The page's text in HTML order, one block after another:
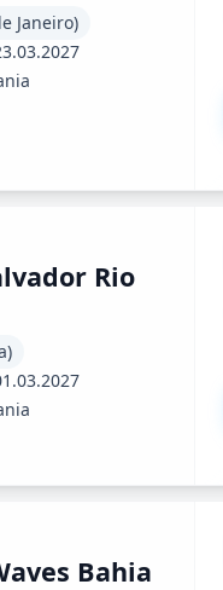
Janeiro)
Rio
Bahia